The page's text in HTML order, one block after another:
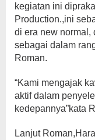
kegiatan ini
Production.,ini
di era new normal,
sebagai dalam
Roman.
“Kami mengajak
aktif dalam
kedepannya”kata
Lanjut